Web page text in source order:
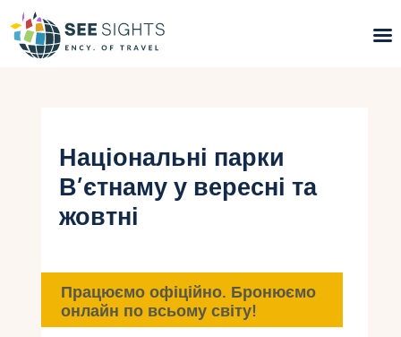
Гарячі тури
Типи Турів
Країни
Інфо
Блог
Національні парки
В’єтнаму у вересні та
жовтні
Працюємо офіційно. Бронюємо
онлайн по всьому світу!